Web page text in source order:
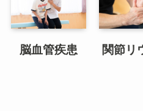
脳血管疾患 関節リ